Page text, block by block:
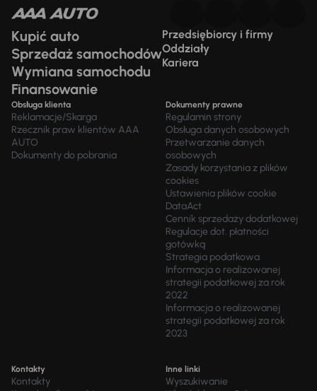
Kupić auto
Sprzedaż samochodów
Wymiana samochodu
Finansowanie
Przedsiębiorcy i firmy
Oddziały
Kariera
Obsługa klienta
Reklamacje/Skarga
Rzecznik praw klientów AAA
AUTO
Dokumenty do pobrania
Dokumenty prawne
Regulamin strony
Obsługa danych osobowych
Przetwarzanie danych
osobowych
Zasady korzystania z plików
cookies
Ustawienia plików cookie
DataAct
Cennik sprzedaży dodatkowej
Regulacje dot. płatności
gotówką
Strategia podatkowa
Informacja o realizowanej
strategii podatkowej za rok
2022
Informacja o realizowanej
strategii podatkowej za rok
2023
Kontakty
Kontakty
Inne linki
Wyszukiwanie